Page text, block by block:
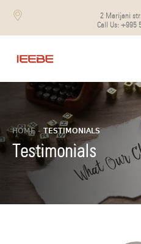
2 Marijani
Call Us: +995
HOME - TESTIMONIALS
Testimonials